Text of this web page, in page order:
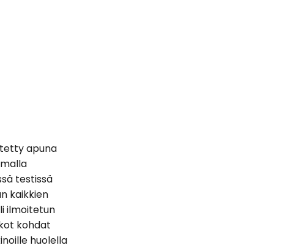
apuna
testissä
kaikkien
ilmoitetun
kohdat
huolella